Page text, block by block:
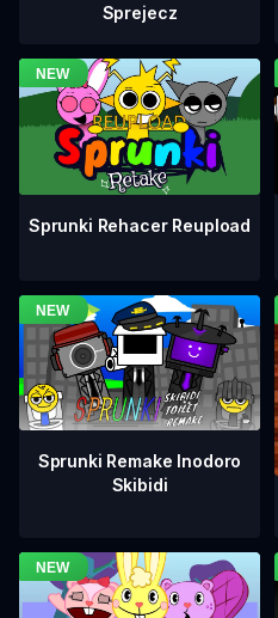
Sprejecz
Sprunki Rehacer Reupload
Sprunki Remake Inodoro
Skibidi